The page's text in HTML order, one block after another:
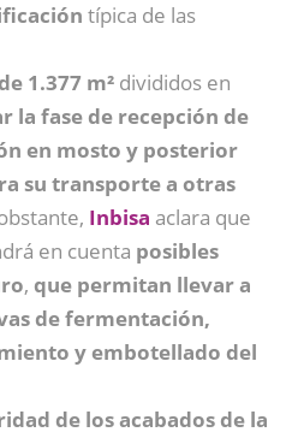
típica de las
1.377 m² divididos en
la fase de recepción de
en mosto y posterior
su transporte a otras
Inbisa aclara que
en cuenta posibles
, que permitan llevar a
de fermentación,
y embotellado del
de los acabados de la